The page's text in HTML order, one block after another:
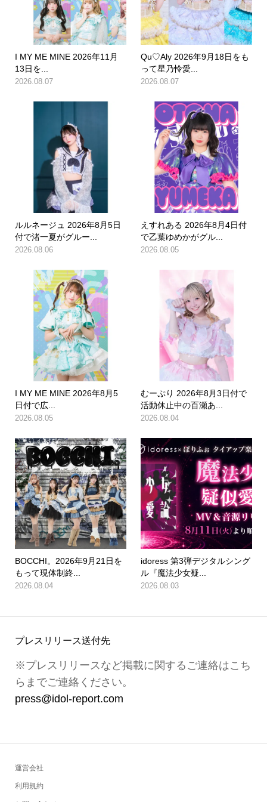
I MY ME MINE 2026年11月
13日を...
2026.08.07
Qu♡Aly 2026年9月18日をも
って星乃怜愛...
2026.08.07
ルルネージュ 2026年8月5日
付で渚一夏がグルー...
2026.08.06
えすれある 2026年8月4日付
で乙葉ゆめかがグル...
2026.08.05
I MY ME MINE 2026年8月5
日付で広...
2026.08.05
むーぷり 2026年8月3日付で
活動休止中の百瀬あ...
2026.08.04
BOCCHI。2026年9月21日を
もって現体制終...
2026.08.04
idoress 第3弾デジタルシング
ル『魔法少女疑...
2026.08.03
プレスリリース送付先
※プレスリリースなど掲載に関するご連絡はこち
らまでご連絡ください。
press@idol-report.com
運営会社
利用規約